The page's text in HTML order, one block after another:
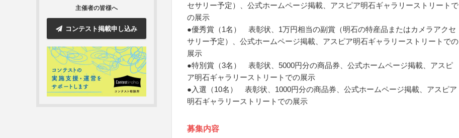
主催者の皆様へ
コンテスト掲載申し込み
セサリー予定）、公式ホームページ掲載、アスピア明石ギャラリーストリートで
の展示
●優秀賞（1名） 表彰状、1万円相当の副賞（明石の特産品またはカメラアクセ
サリー予定）、公式ホームページ掲載、アスピア明石ギャラリーストリートでの
展示
●特別賞（3名） 表彰状、5000円分の商品券、公式ホームページ掲載、アスピ
ア明石ギャラリーストリートでの展示
●入選（10名） 表彰状、1000円分の商品券、公式ホームページ掲載、アスピア
明石ギャラリーストリートでの展示
募集内容